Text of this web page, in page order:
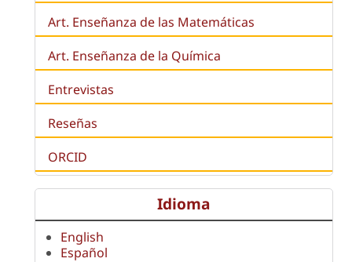
Art. Enseñanza de las Matemáticas
Art. Enseñanza de la Química
Entrevistas
Reseñas
ORCID
Idioma
English
Español